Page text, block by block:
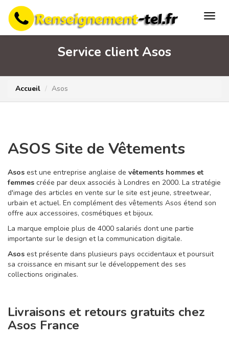
Service client Asos
Accueil Asos
ASOS Site de Vêtements
Asos est une entreprise anglaise de vêtements hommes et
femmes créée par deux associés à Londres en 2000. La stratégie
d'image des articles en vente sur le site est jeune, streetwear,
urbain et actuel. En complément des vêtements Asos étend son
offre aux accessoires, cosmétiques et bijoux.
La marque emploie plus de 4000 salariés dont une partie
importante sur le design et la communication digitale.
Asos est présente dans plusieurs pays occidentaux et poursuit
sa croissance en misant sur le développement des ses
collections originales.
Livraisons et retours gratuits chez
Asos France